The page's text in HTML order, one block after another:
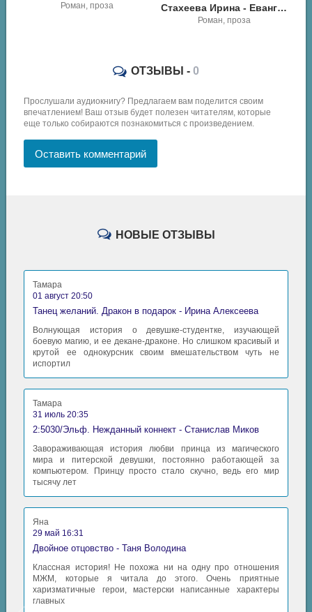
Роман, проза Стахеева Ирина - Евангелие от метролога
Роман, проза
ОТЗЫВЫ - 0
Прослушали аудиокнигу? Предлагаем вам поделится своим
впечатлением! Ваш отзыв будет полезен читателям, которые
еще только собираются познакомиться с произведением.
Оставить комментарий
НОВЫЕ ОТЗЫВЫ
Тамара
01 август 20:50
Танец желаний. Дракон в подарок - Ирина Алексеева
Волнующая история о девушке-студентке, изучающей
боевую магию, и ее декане-драконе. Но слишком красивый и
крутой ее однокурсник своим вмешательством чуть не
испортил
Тамара
31 июль 20:35
2:5030/Эльф. Нежданный коннект - Станислав Миков
Завораживающая история любви принца из магического
мира и питерской девушки, постоянно работающей за
компьютером. Принцу просто стало скучно, ведь его мир
тысячу лет
Яна
29 май 16:31
Двойное отцовство - Таня Володина
Классная история! Не похожа ни на одну про отношения
МЖМ, которые я читала до этого. Очень приятные
харизматичные герои, мастерски написанные характеры
главных